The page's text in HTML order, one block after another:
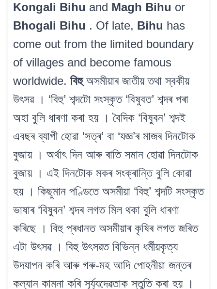
Kongali Bihu and Magh Bihu or
Bhogali Bihu . Of late, Bihu has
come out from the limited boundary
of villages and become famous
worldwide. বিহুঅসমীয়াৰ জাতীয় তথা স্বকীয়
উৎসৱ । ‘বিহু’ শব্দটো সংস্কৃত ‘বিষুবত’ শব্দৰ পৰা
অহা বুলি ধাৰণা কৰা হয় । বৈদিক ‘বিষুবন’ শব্দই
এবছৰ ব্যাপী হোৱা ‘সত্ৰ’ বা ‘যজ্ঞ’ৰ মাজৰ দিনটোক
বুজায় । অৰ্থাৎ দিন আৰু ৰাতি সমান হোৱা দিনটোক
বুজায় । এই দিনটোক মকৰ সংক্ৰান্তি বুলি কোৱা
হয় । কিছুমান পণ্ডিতে অসমীয়া ‘বিহু’ শব্দটি সংস্কৃত
ভাষাৰ ‘বিষুবন’ শব্দৰ লগত মিল থকা বুলি ধাৰণা
কৰিছে । বিহু প্ৰধানত অসমীয়াৰ কৃষিৰ লগত জৰিত
এটা উৎসৱ । বিহু উৎসৱত বিভিন্ন ধৰ্মীয়কৃত্য
উদযাপন কৰি আৰু গৰু-মহ আদি পোহনীয়া জন্তৰ
কল্যান কামনা কৰি সূৰ্য্যদেৱতাক স্তুতি কৰা হয় ।